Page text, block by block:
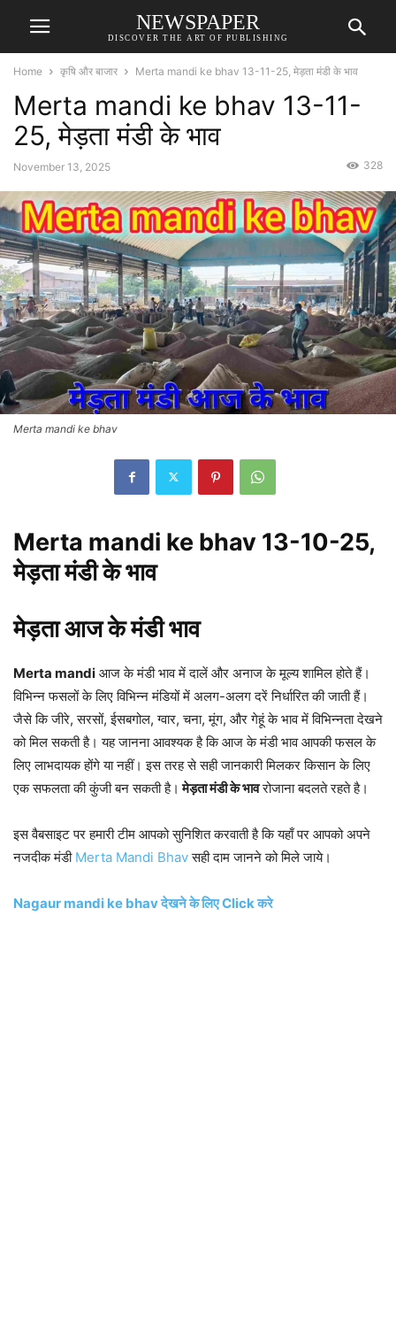
NEWSPAPER
DISCOVER THE ART OF PUBLISHING
Home कृषि और बाजार Merta mandi ke bhav 13-11-25, मेड़ता मंडी के भाव
Merta mandi ke bhav 13-11-
25, मेड़ता मंडी के भाव
November 13, 2025 328
Merta mandi ke bhav
Merta mandi ke bhav 13-10-25,
मेड़ता मंडी के भाव
मेड़ता आज के मंडी भाव
Merta mandi आज के मंडी भाव में दालें और अनाज के मूल्य शामिल होते हैं।
विभिन्न फसलों के लिए विभिन्न मंडियों में अलग-अलग दरें निर्धारित की जाती हैं।
जैसे कि जीरे, सरसों, ईसबगोल, ग्वार, चना, मूंग, और गेहूं के भाव में विभिन्नता देखने
को मिल सकती है। यह जानना आवश्यक है कि आज के मंडी भाव आपकी फसल के
लिए लाभदायक होंगे या नहीं। इस तरह से सही जानकारी मिलकर किसान के लिए
एक सफलता की कुंजी बन सकती है। मेड़ता मंडी के भावरोजाना बदलते रहते है।
इस वैबसाइट पर हमारी टीम आपको सुनिशित करवाती है कि यहाँ पर आपको अपने
नजदीक मंडी Merta Mandi Bhavसही दाम जानने को मिले जाये।
Nagaur mandi ke bhav देखने के लिए Click करे